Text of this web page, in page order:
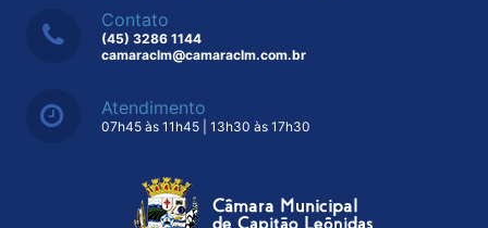
Contato
(45) 3286 1144
camaraclm@camaraclm.com.br
Atendimento
07h45 às 11h45 | 13h30 às 17h30